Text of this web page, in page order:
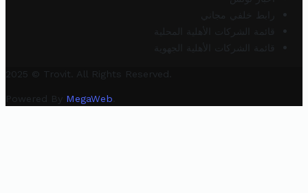
رابط خلفي مجاني
قائمة الشركات الأهلية المحلية
قائمة الشركات الأهلية الجهوية
2025 © Trovit. All Rights Reserved.
Powered By MegaWeb